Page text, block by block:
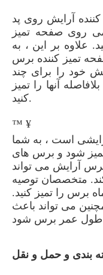
آرایش روی پد
روی صفحه تمیز
بر این ، به
تمیز کننده برس
خود را برای چند
آنها را تمیز
کنید.
™ ¥
است ، به شما
شود و برس های
آرایش می تواند
متخصصان توصیه
برس را تمیز کنید.
می تواند باعث